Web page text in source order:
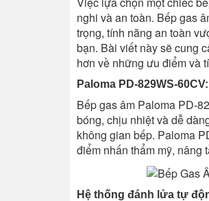
nghi và an toàn. Bếp gas
trọng, tính năng an toàn
bạn. Bài viết này sẽ cung
hơn về những ưu điểm và
Paloma PD-829WS-
Bếp gas âm Paloma PD-
bóng, chịu nhiệt và dễ
không gian bếp. Paloma
điểm nhấn thẩm mỹ, nâng
Hệ thống đánh lửa tự